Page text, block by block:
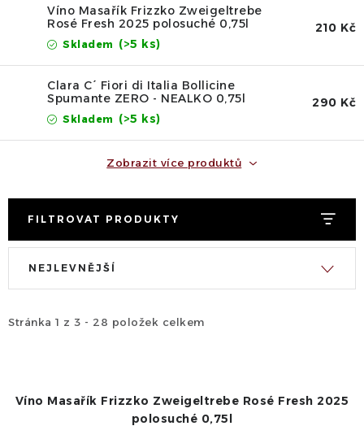
Víno Masařík Frizzko Zweigeltrebe
Rosé Fresh 2025 polosuché 0,75l
Skladem (>5 ks)
210 Kč
Clara C´ Fiori di Italia Bollicine
Spumante ZERO - NEALKO 0,75l
Skladem (>5 ks)
290 Kč
Zobrazit více produktů
FILTROVAT PRODUKTY
i
r
Stránka 1 z 3 - 28 položek celkem
e
p
NEJLEVNĚJŠÍ
Víno Masařík Frizzko Zweigeltrebe Rosé Fresh 2025
polosuché 0,75l